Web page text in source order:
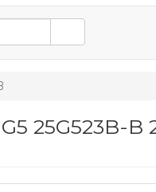
25G523B-B